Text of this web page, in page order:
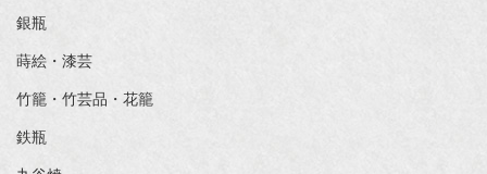
銀瓶
蒔絵・漆芸
竹籠・竹芸品・花籠
鉄瓶